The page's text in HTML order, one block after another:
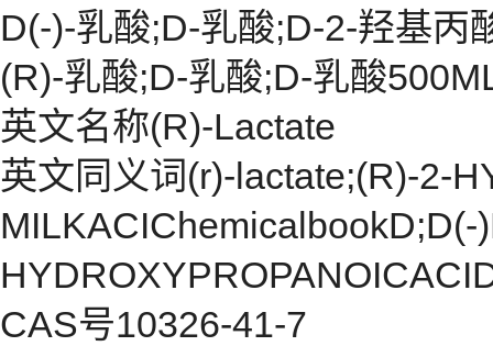
D(-)-乳酸;D-乳酸;D-2-羟基丙
(R)-乳酸;D-乳酸;D-乳酸
英文名称(R)-Lactate
英文同义词(r)-lactate;(R)-2-
CAS号10326-41-7